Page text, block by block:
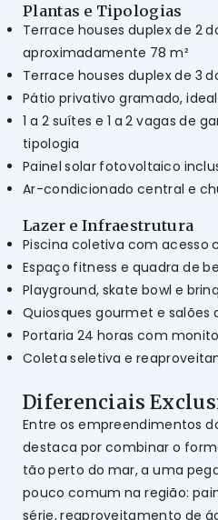
Plantas e Tipologias
Terrace houses duplex de 2
aproximadamente 78 m²
Terrace houses duplex de 3
Pátio privativo gramado,
1 a 2 suítes e 1 a 2 vagas de
tipologia
Painel solar fotovoltaico
Ar-condicionado central e
Lazer e Infraestrutura
Piscina coletiva com acesso
Espaço fitness e quadra de
Playground, skate bowl e
Quiosques gourmet e salões
Portaria 24 horas com
Coleta seletiva e
Diferenciais
Entre os empreendimentos
destaca por combinar o
tão perto do mar, a uma
pouco comum na região:
série, reaproveitamento de